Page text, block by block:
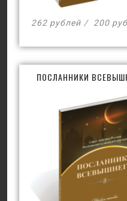
262 рублей 200
ПОСЛАННИКИ